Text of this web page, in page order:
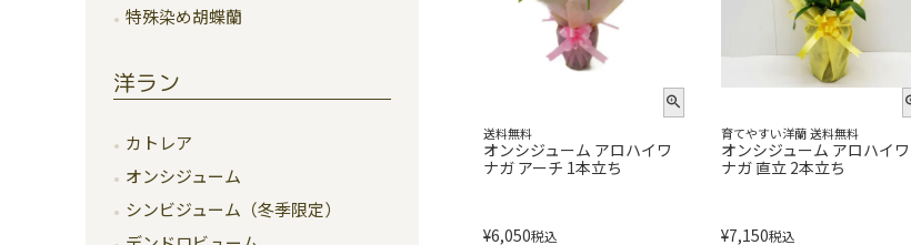
特殊染め胡蝶蘭
洋ラン
カトレア
オンシジューム
シンビジューム（冬季限定）
送料無料
オンシジューム アロハイワ
ナガ アーチ 1本立ち
¥6,050税込
育てやすい洋蘭 送料無料
オンシジューム アロハイワ
ナガ 直立 2本立ち
¥7,150税込